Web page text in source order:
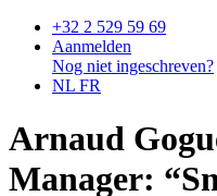
+32 2 529 59 69
Aanmelden
Nog niet ingeschreven?
NL FR
Arnaud
Manager: